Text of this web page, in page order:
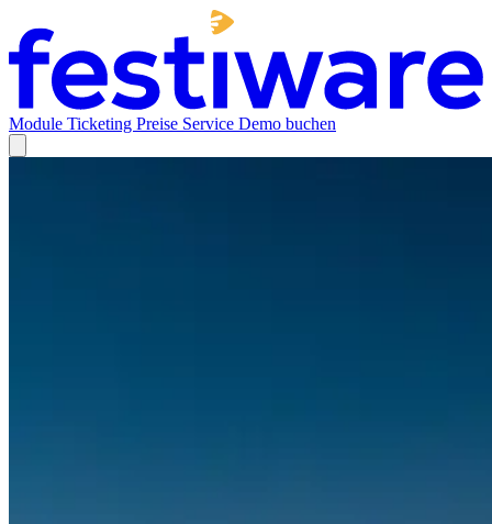
Module Ticketing Preise Service Demo buchen